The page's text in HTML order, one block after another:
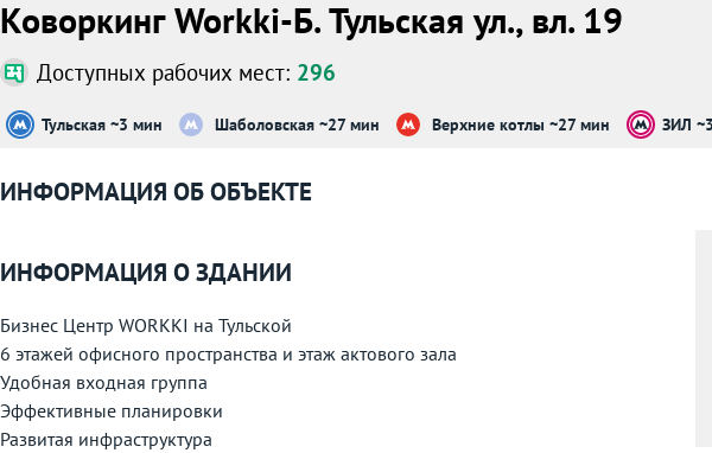
Коворкинг Workki-Б. Тульская ул., вл. 19
Доступных рабочих мест: 296
Тульская ~3 мин Шаболовская ~27 мин Верхние котлы ~27 мин ЗИЛ
ИНФОРМАЦИЯ ОБ ОБЪЕКТЕ
ИНФОРМАЦИЯ О ЗДАНИИ
Бизнес Центр WORKKI на Тульской
6 этажей офисного пространства и этаж актового зала
Удобная входная группа
Эффективные планировки
Развитая инфраструктура